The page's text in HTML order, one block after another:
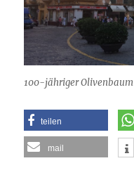
100-jähriger Olivenbaum
teilen
mail